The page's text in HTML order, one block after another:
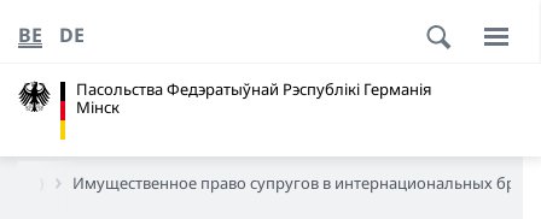
Пасольства Федэратыўнай Рэспублікі Германія
Мінск
BE DE
Имущественное право супругов в интернациональных